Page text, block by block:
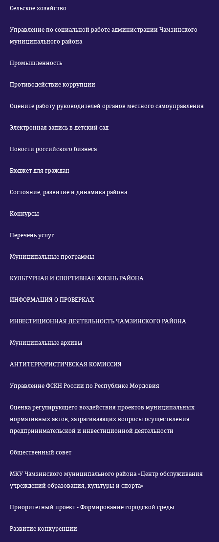
Сельское хозяйство
Управление по социальной работе администрации Чамзинского
муниципального района
Промышленность
Противодействие коррупции
Оцените работу руководителей органов местного самоуправления
Электронная запись в детский сад
Новости российского бизнеса
Бюджет для граждан
Состояние, развитие и динамика района
Конкурсы
Перечень услуг
Муниципальные программы
КУЛЬТУРНАЯ И СПОРТИВНАЯ ЖИЗНЬ РАЙОНА
ИНФОРМАЦИЯ О ПРОВЕРКАХ
ИНВЕСТИЦИОННАЯ ДЕЯТЕЛЬНОСТЬ ЧАМЗИНСКОГО РАЙОНА
Муниципальные архивы
АНТИТЕРРОРИСТИЧЕСКАЯ КОМИССИЯ
Управление ФСКН России по Республике Мордовия
Оценка регулирующего воздействия проектов муниципальных
нормативных актов, затрагивающих вопросы осуществления
предпринимательской и инвестиционной деятельности
Общественный совет
МКУ Чамзинского муниципального района «Центр обслуживания
учреждений образования, культуры и спорта»
Приоритетный проект - Формирование городской среды
Развитие конкуренции